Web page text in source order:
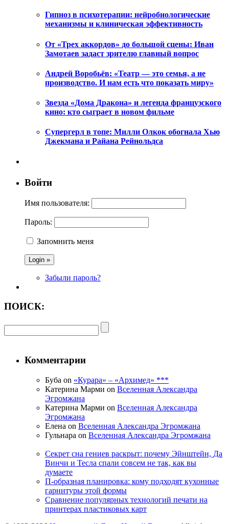
Гипноз в психотерапии: нейробиологические
механизмы и клиническая эффективность
От «Трех аккордов» до большой сцены: Иван
Замотаев задаст зрителю главный вопрос
Андрей Воробьёв: «Театр — это семья, а не
производство. И нам есть что показать миру»
Звезда «Дома Дракона» и легенда французского
кино: кто сыграет в новом фильме
Супергерл в топе: Милли Олкок обогнала Хью
Джекмана и Райана Рейнольдса
Войти
Имя пользователя:
Пароль:
Запомнить меня
Забыли пароль?
ПОИСК:
Комментарии
Буба on «Курара» – «Архимед» ***
Катерина Марми on Вселенная Александра
Эгромжана
Катерина Марми on Вселенная Александра
Эгромжана
Елена on Вселенная Александра Эгромжана
Гульнара on Вселенная Александра Эгромжана
Секрет сна гениев раскрыт: почему Эйнштейн, Да
Винчи и Тесла спали совсем не так, как вы
думаете
П-образная планировка: кому подходят кухонные
гарнитуры этой формы
Сравнение популярных технологий печати на
принтерах пластиковых карт